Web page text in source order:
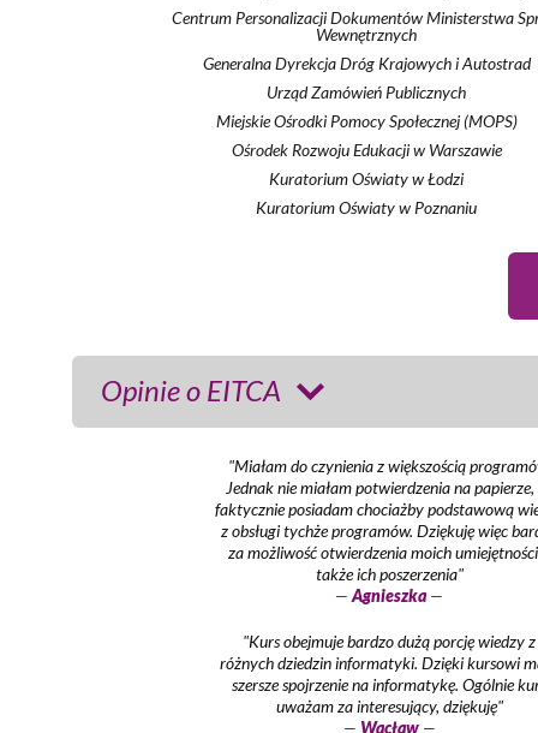
Centrum Personalizacji Dokumentów Ministerstwa
Wewnętrznych
Generalna Dyrekcja Dróg Krajowych i Autostrad
Urząd Zamówień Publicznych
Miejskie Ośrodki Pomocy Społecznej (MOPS)
Ośrodek Rozwoju Edukacji w Warszawie
Kuratorium Oświaty w Łodzi
Kuratorium Oświaty w Poznaniu
Opinie o EITCA
"Miałam do czynienia z większością
Jednak nie miałam potwierdzenia na papierze,
faktycznie posiadam chociażby podstawową
z obsługi tychże programów. Dziękuję więc
za możliwość otwierdzenia moich
także ich poszerzenia"
—Agnieszka —
"Kurs obejmuje bardzo dużą porcję wiedzy z
różnych dziedzin informatyki. Dzięki kursowi
szersze spojrzenie na informatykę. Ogólnie
uważam za interesujący, dziękuję"
— Wacław —